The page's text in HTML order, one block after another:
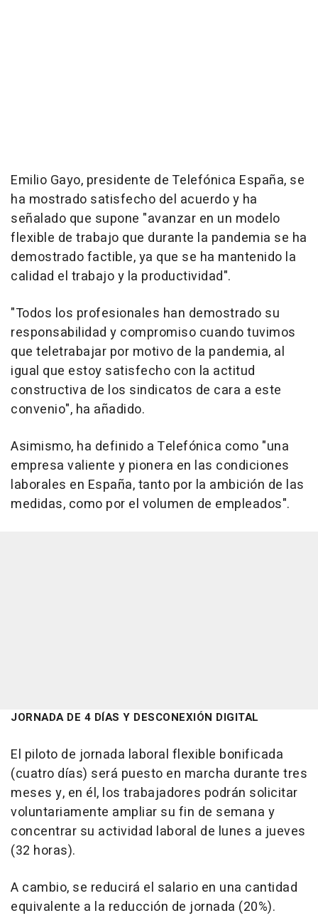
Emilio Gayo, presidente de Telefónica España, se
ha mostrado satisfecho del acuerdo y ha
señalado que supone "avanzar en un modelo
flexible de trabajo que durante la pandemia se ha
demostrado factible, ya que se ha mantenido la
calidad el trabajo y la productividad".
"Todos los profesionales han demostrado su
responsabilidad y compromiso cuando tuvimos
que teletrabajar por motivo de la pandemia, al
igual que estoy satisfecho con la actitud
constructiva de los sindicatos de cara a este
convenio", ha añadido.
Asimismo, ha definido a Telefónica como "una
empresa valiente y pionera en las condiciones
laborales en España, tanto por la ambición de las
medidas, como por el volumen de empleados".
JORNADA DE 4 DÍAS Y DESCONEXIÓN DIGITAL
El piloto de jornada laboral flexible bonificada
(cuatro días) será puesto en marcha durante tres
meses y, en él, los trabajadores podrán solicitar
voluntariamente ampliar su fin de semana y
concentrar su actividad laboral de lunes a jueves
(32 horas).
A cambio, se reducirá el salario en una cantidad
equivalente a la reducción de jornada (20%).